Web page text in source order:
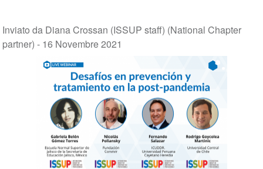
Inviato da Diana Crossan (ISSUP staff) (National Chapter
partner) - 16 Novembre 2021